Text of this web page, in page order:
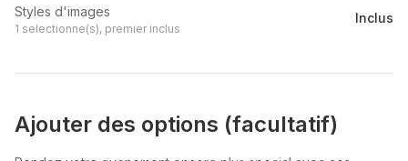
Styles d'images
1 selectionne(s), premier inclus
Inclus
Ajouter des options (facultatif)